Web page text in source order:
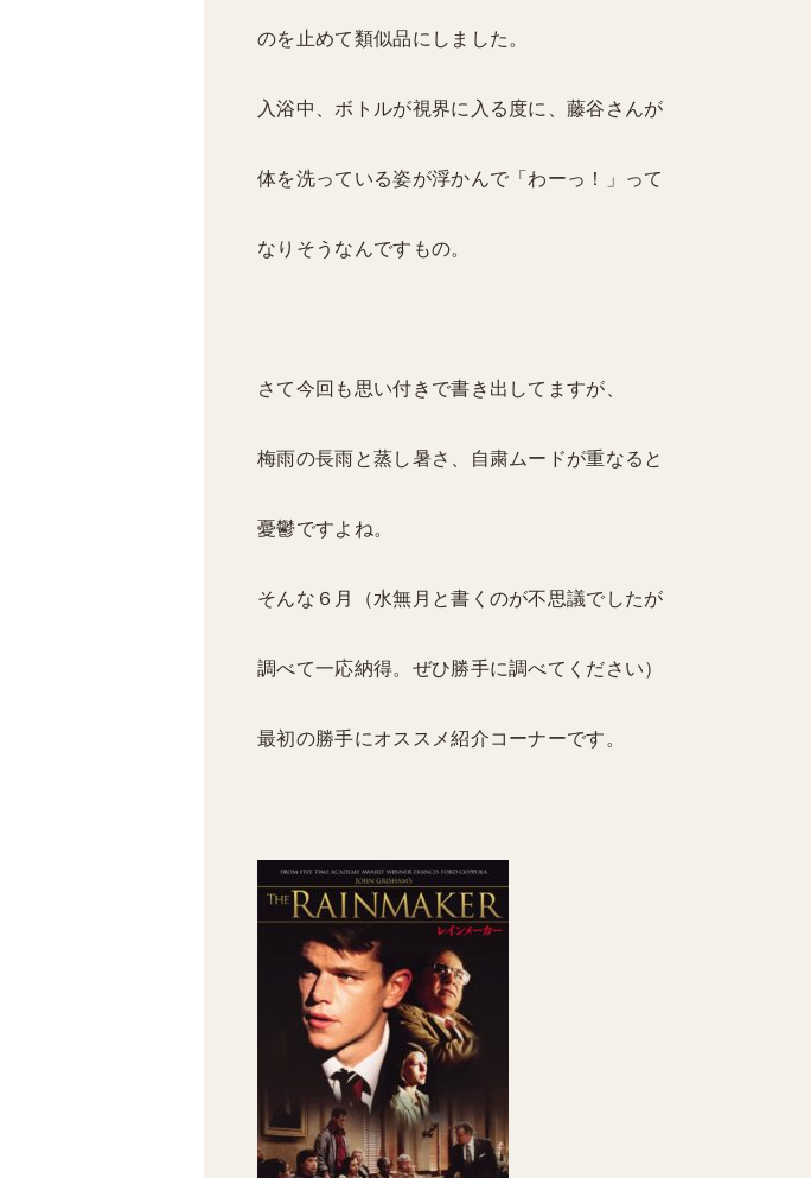
のを止めて類似品にしました。
入浴中、ボトルが視界に入る度に、藤谷さんが
体を洗っている姿が浮かんで「わーっ！」って
なりそうなんですもの。
さて今回も思い付きで書き出してますが、
梅雨の長雨と蒸し暑さ、自粛ムードが重なると
憂鬱ですよね。
そんな６月（水無月と書くのが不思議でしたが
調べて一応納得。ぜひ勝手に調べてください）
最初の勝手にオススメ紹介コーナーです。